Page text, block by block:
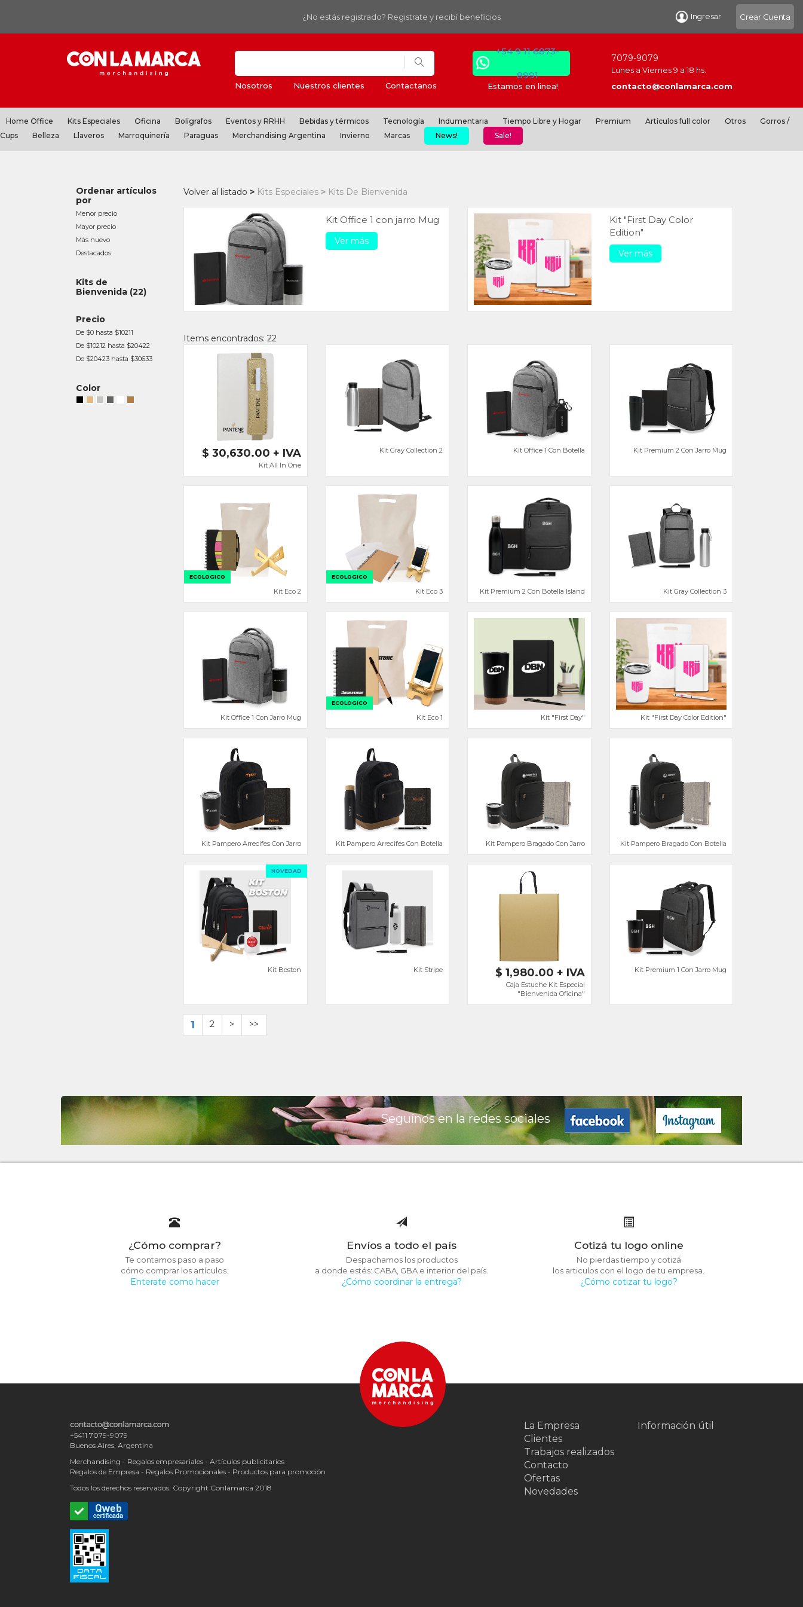
¿No estás registrado? Registrate y recibí beneficios Ingresar Crear Cuenta
+54 9 11 6873-
8991
7079-9079
Lunes a Viernes 9 a 18 hs.
Nosotros
Nuestros clientes Contactanos Estamos en linea! contacto@conlamarca.com
Home Office Kits Especiales Oficina Bolígrafos Eventos y RRHH Bebidas y térmicos Tecnología Indumentaria Tiempo Libre y Hogar Premium Artículos full color Otros
Gorros /
Cups
Belleza Llaveros Marroquinería Paraguas Merchandising Argentina Invierno Marcas News! Sale!
Ordenar artículos
por
Menor precio
Mayor precio
Más nuevo
Destacados
Kits de
Bienvenida (22)
Precio
De $0 hasta $10211
De $10212 hasta $20422
De $20423 hasta $30633
Color
Volver al listado Kits Especiales Kits De Bienvenida
Kit Office 1 con jarro Mug
Ver más
Kit "First Day Color
Edition"
Ver más
Items encontrados: 22
$ 30,630.00 + IVA
Kit All In One
Kit Gray Collection 2 Kit Office 1 Con Botella Kit Premium 2 Con Jarro Mug
ECOLOGICO
Kit Eco 2
ECOLOGICO
Kit Eco 3 Kit Premium 2 Con Botella Island Kit Gray Collection 3
Kit Office 1 Con Jarro Mug
ECOLOGICO
Kit Eco 1 Kit "First Day" Kit "First Day Color Edition"
Kit Pampero Arrecifes Con Jarro Kit Pampero Arrecifes Con Botella Kit Pampero Bragado Con Jarro Kit Pampero Bragado Con Botella
NOVEDAD
Kit Boston Kit Stripe $ 1,980.00 + IVA
Caja Estuche Kit Especial
"Bienvenida Oficina"
Kit Premium 1 Con Jarro Mug
1 2 > >>
Seguínos en la redes sociales
¿Cómo comprar?
Te contamos paso a paso
cómo comprar los artículos.
Enterate como hacer
Envíos a todo el país
Despachamos los productos
a donde estés: CABA, GBA e interior del país.
¿Cómo coordinar la entrega?
Cotizá tu logo online
No pierdas tiempo y cotizá
los articulos con el logo de tu empresa.
¿Cómo cotizar tu logo?
+5411 7079-9079
Buenos Aires, Argentina
Merchandising - Regalos empresariales - Artículos publicitarios
Regalos de Empresa - Regalos Promocionales - Productos para promoción
Todos los derechos reservados. Copyright Conlamarca 2018
La Empresa
Clientes
Trabajos realizados
Contacto
Ofertas
Novedades
Información útil